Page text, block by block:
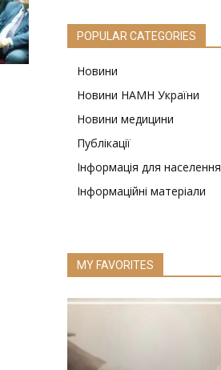
POPULAR CATEGORIES
Новини
Новини НАМН України
Новини медицини
Публікації
Інформація для населення
Інформаційні матеріали
MY FAVORITES